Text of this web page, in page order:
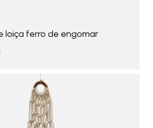
loiça ferro de engomar